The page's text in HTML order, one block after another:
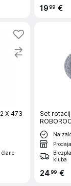
1999 €
X 473
člane
Set
Saros Z70
Na
kluba
2499 €